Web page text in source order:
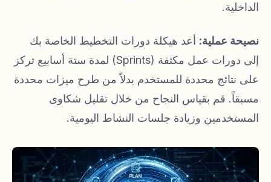
الداخلية.
نصيحة عملية: أعد هيكلة دورات التخطيط الخاصة بك
إلى دورات عمل مكثفة (Sprints) لمدة ستة أسابيع تركز
على نتائج محددة للمستخدم بدلاً من طرح ميزات محددة
مسبقاً. قم بقياس النجاح من خلال تقليل شكاوى
المستخدمين وزيادة جلسات النشاط اليومية.